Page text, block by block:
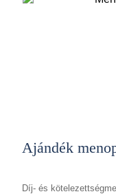
Ajándék
Díj- és